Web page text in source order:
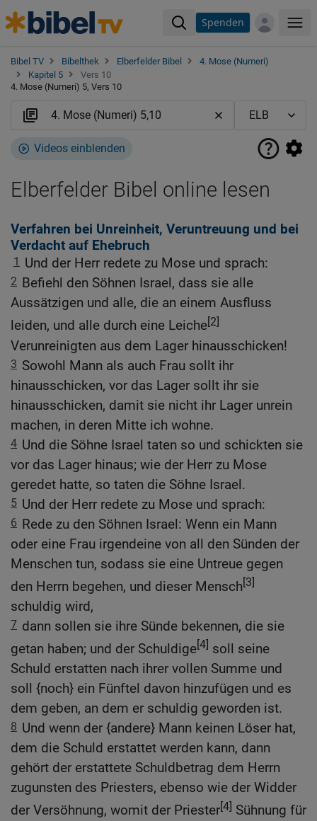
Spenden
Bibel TV Bibelthek Elberfelder Bibel
4. Mose (Numeri)
Kapitel 5
Vers 10
4. Mose (Numeri) 5, Vers 10
Videos einblenden
Elberfelder Bibel online lesen
Verfahren bei Unreinheit, Veruntreuung und bei
Verdacht auf Ehebruch
1 Und der Herr redete zu Mose und sprach:
2 Befiehl den Söhnen Israel, dass sie alle
Aussätzigen und alle, die an einem Ausfluss
leiden, und alle durch eine Leiche[2]
Verunreinigten aus dem Lager hinausschicken!
3 Sowohl Mann als auch Frau sollt ihr
hinausschicken, vor das Lager sollt ihr sie
hinausschicken, damit sie nicht ihr Lager unrein
machen, in deren Mitte ich wohne.
4 Und die Söhne Israel taten so und schickten sie
vor das Lager hinaus; wie der Herr zu Mose
geredet hatte, so taten die Söhne Israel.
5 Und der Herr redete zu Mose und sprach:
6 Rede zu den Söhnen Israel: Wenn ein Mann
oder eine Frau irgendeine von all den Sünden der
Menschen tun, sodass sie eine Untreue gegen
den Herrn begehen, und dieser Mensch[3]
schuldig wird,
7 dann sollen sie ihre Sünde bekennen, die sie
getan haben; und der Schuldige[4] soll seine
Schuld erstatten nach ihrer vollen Summe und
soll {noch} ein Fünftel davon hinzufügen und es
dem geben, an dem er schuldig geworden ist.
8 Und wenn der {andere} Mann keinen Löser hat,
dem die Schuld erstattet werden kann, dann
gehört der erstattete Schuldbetrag dem Herrn
zugunsten des Priesters, ebenso wie der Widder
der Versöhnung, womit der Priester[4] Sühnung für